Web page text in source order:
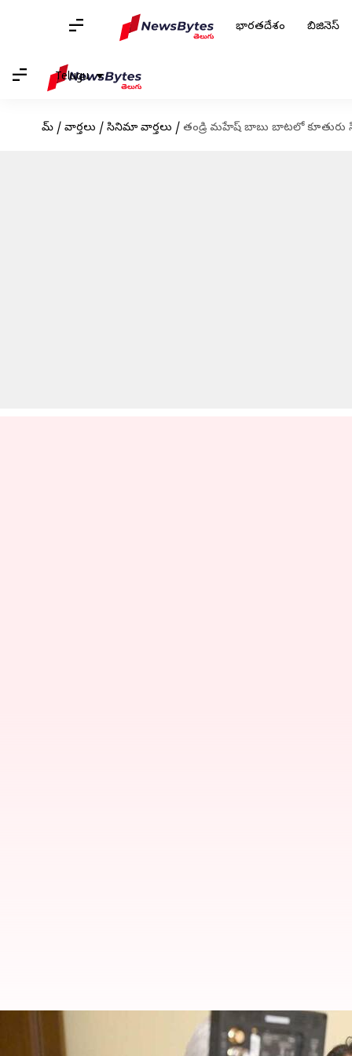
భారతదేశం బిజినెస్
Telugu
హోమ్ / వార్తలు / సినిమా వార్తలు / తండ్రి మహేష్ బాబు బాటలో
తండ్రి మహేష్ బాబు బాటలో